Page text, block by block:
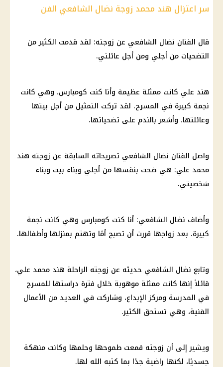
سر اعتزال هند محمد زوجة نضال الشافعي الفن
قال الفنان نضال الشافعي عن زوجته: لقد قدمت الكثير من
التضحيات من أجلي ومن أجل عائلتي.
هند علي كانت ممثلة عظيمة وأنا كنت كومبارس، وهي كانت
نجمة كبيرة في المسرح. لقد تركت التمثيل من أجل بيتها
وعائلتها، وأشعر بالندم على تضحياتها.
واصل الفنان نضال الشافعي تصريحاته السابقة عن زوجته هند
محمد علي: هي ضحت بنفسها من أجلي وبناء بيت وبناء
شخصيتي.
وأضاف نضال الشافعي: أنا كنت كومبارس وهي كانت نجمة
كبيرة. بعد زواجها قررت أن تصبح أمًا وتهتم بمنزلها وأطفالها.
وتابع نضال الشافعي حديثه عن زوجته الراحلة هند محمد علي،
قائلاً إنها كانت ممثلة موهوبة خلال فترة دراستها للمسرح
في المدرسة ومركز الإبداع، وشاركت في العديد من الأعمال
الفنية، وهي تستحق الكثير.
ويشير إلى أن زوجته قمعت طموحها وحلمها وكانت منهكة
جسديًا، لكنها راضية جدًا بما كتبه الله لها.